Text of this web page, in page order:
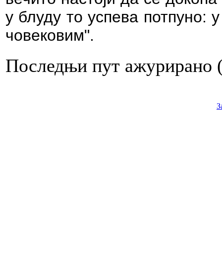
у блуду то успева потпуно:
човековим".
Последњи пут ажурирано